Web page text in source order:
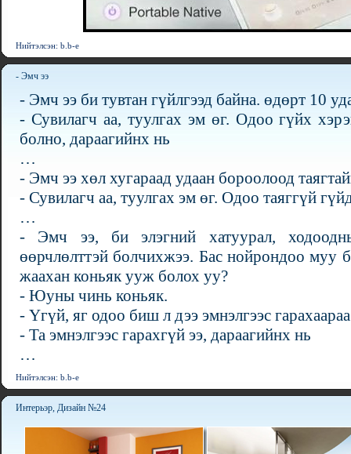
Нийтэлсэн: b.b-e
- Эмч ээ
- Эмч ээ би тувтан гүйлгээд байна. өдөрт 10
- Сувилагч аа, туулгах эм өг. Одоо гүйх
болно, дараагийнх нь
…
- Эмч ээ хөл хугараад удаан бороолоод
- Сувилагч аа, туулгах эм өг. Одоо таяггүй
…
- Эмч ээ, би элэгний хатуурал,
өөрчлөлттэй болчихжээ. Бас нойрондоо муу
жаахан коньяк ууж болох уу?
- Юуны чинь коньяк.
- Үгүй, яг одоо биш л дээ эмнэлгээс
- Та эмнэлгээс гарахгүй ээ, дараагийнх нь
…
Нийтэлсэн: b.b-e
Интерьэр, Дизайн №24